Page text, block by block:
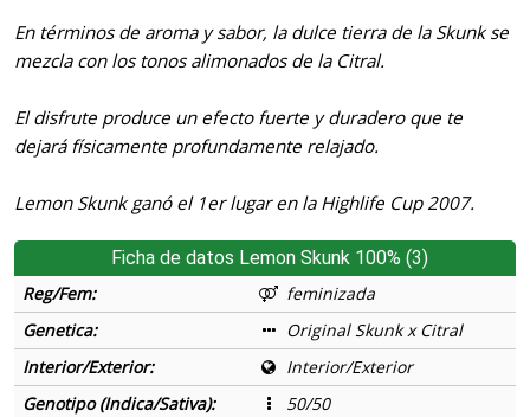
En términos de aroma y sabor, la dulce tierra de la Skunk se
mezcla con los tonos alimonados de la Citral.
El disfrute produce un efecto fuerte y duradero que te
dejará físicamente profundamente relajado.
Lemon Skunk ganó el 1er lugar en la Highlife Cup 2007.
Ficha de datos Lemon Skunk 100% (3)
Reg/Fem:
feminizada
Genetica:
Original Skunk x Citral
Interior/Exterior:
Interior/Exterior
Genotipo (Indica/Sativa):
50/50